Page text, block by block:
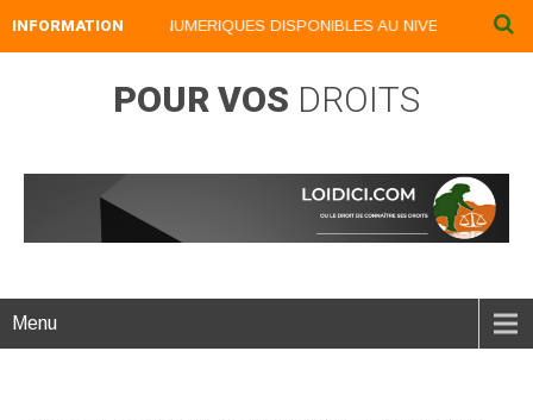
INFORMATION
NOS LIVRES NUMERIQUES DISPONIBLES AU NIVEAU DU
POUR VOS DROITS
Menu